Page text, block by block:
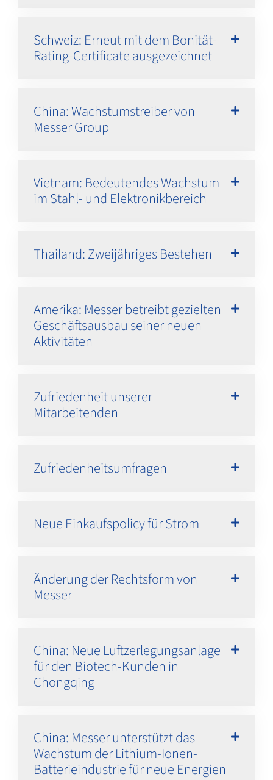
Schweiz: Erneut mit dem Bonität-
Rating-Certificate ausgezeichnet
China: Wachstumstreiber von
Messer Group
Vietnam: Bedeutendes Wachstum
im Stahl- und Elektronikbereich
Thailand: Zweijähriges Bestehen
Amerika: Messer betreibt gezielten
Geschäftsausbau seiner neuen
Aktivitäten
Zufriedenheit unserer
Mitarbeitenden
Zufriedenheitsumfragen
Neue Einkaufspolicy für Strom
Änderung der Rechtsform von
Messer
China: Neue Luftzerlegungsanlage
für den Biotech-Kunden in
Chongqing
China: Messer unterstützt das
Wachstum der Lithium-Ionen-
Batterieindustrie für neue Energien